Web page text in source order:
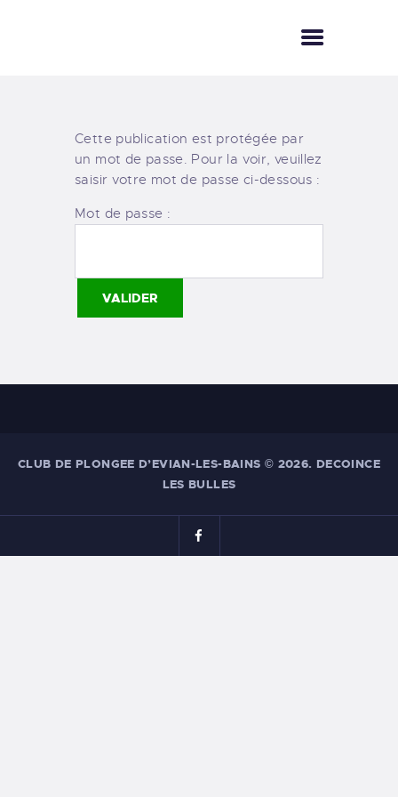
LE CLUB
LE LÉMAN
PHOTOS
BOUTIQUE
Cette publication est protégée par
un mot de passe. Pour la voir, veuillez
saisir votre mot de passe ci-dessous :
Mot de passe :
CLUB DE PLONGEE D’EVIAN-LES-BAINS © 2026. DECOINCE
LES BULLES